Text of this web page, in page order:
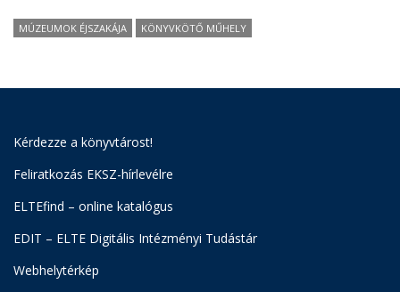
MÚZEUMOK ÉJSZAKÁJA KÖNYVKÖTŐ MŰHELY
Kérdezze a könyvtárost!
Feliratkozás EKSZ-hírlevélre
ELTEfind – online katalógus
EDIT – ELTE Digitális Intézményi Tudástár
Webhelytérkép